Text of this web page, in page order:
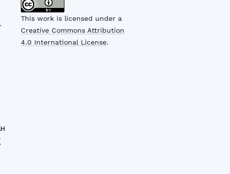
This work is licensed under a
Creative Commons Attribution
4.0 International License.